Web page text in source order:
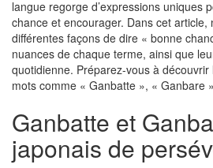
langue regorge d’expressions uniques
chance et encourager. Dans cet
différentes façons de dire « bonne
nuances de chaque terme, ainsi que
quotidienne. Préparez-vous à
mots comme « Ganbatte », « Ganbare
Ganbatte et
japonais de